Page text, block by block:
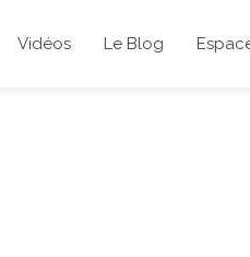
Vidéos Le Blog